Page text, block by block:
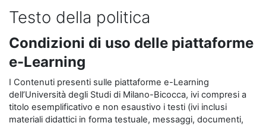
Testo della politica
Condizioni di uso delle piattaforme
e-Learning
I Contenuti presenti sulle piattaforme e-Learning
dell’Università degli Studi di Milano-Bicocca, ivi compresi a
titolo esemplificativo e non esaustivo i testi (ivi inclusi
materiali didattici in forma testuale, messaggi, documenti,